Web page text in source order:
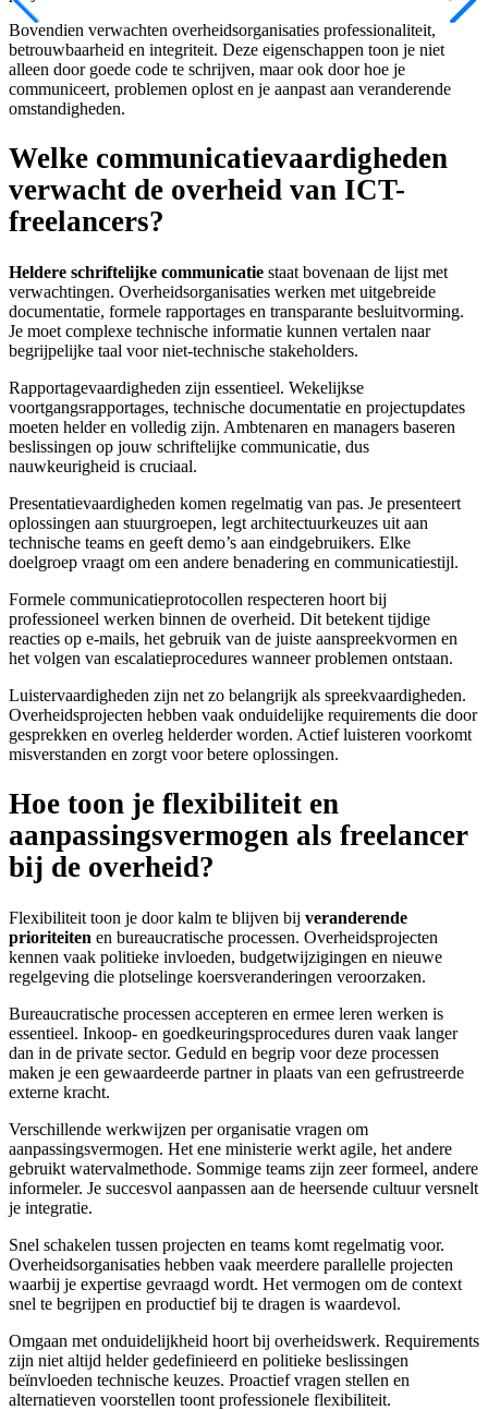
Bovendien verwachten overheidsorganisaties professionaliteit,
betrouwbaarheid en integriteit. Deze eigenschappen toon je niet
alleen door goede code te schrijven, maar ook door hoe je
communiceert, problemen oplost en je aanpast aan veranderende
omstandigheden.
Welke communicatievaardigheden
verwacht de overheid van ICT-
freelancers?
Heldere schriftelijke communicatie staat bovenaan de lijst met
verwachtingen. Overheidsorganisaties werken met uitgebreide
documentatie, formele rapportages en transparante besluitvorming.
Je moet complexe technische informatie kunnen vertalen naar
begrijpelijke taal voor niet-technische stakeholders.
Rapportagevaardigheden zijn essentieel. Wekelijkse
voortgangsrapportages, technische documentatie en projectupdates
moeten helder en volledig zijn. Ambtenaren en managers baseren
beslissingen op jouw schriftelijke communicatie, dus
nauwkeurigheid is cruciaal.
Presentatievaardigheden komen regelmatig van pas. Je presenteert
oplossingen aan stuurgroepen, legt architectuurkeuzes uit aan
technische teams en geeft demo’s aan eindgebruikers. Elke
doelgroep vraagt om een andere benadering en communicatiestijl.
Formele communicatieprotocollen respecteren hoort bij
professioneel werken binnen de overheid. Dit betekent tijdige
reacties op e-mails, het gebruik van de juiste aanspreekvormen en
het volgen van escalatieprocedures wanneer problemen ontstaan.
Luistervaardigheden zijn net zo belangrijk als spreekvaardigheden.
Overheidsprojecten hebben vaak onduidelijke requirements die door
gesprekken en overleg helderder worden. Actief luisteren voorkomt
misverstanden en zorgt voor betere oplossingen.
Hoe toon je flexibiliteit en
aanpassingsvermogen als freelancer
bij de overheid?
Flexibiliteit toon je door kalm te blijven bij veranderende
prioriteiten en bureaucratische processen. Overheidsprojecten
kennen vaak politieke invloeden, budgetwijzigingen en nieuwe
regelgeving die plotselinge koersveranderingen veroorzaken.
Bureaucratische processen accepteren en ermee leren werken is
essentieel. Inkoop- en goedkeuringsprocedures duren vaak langer
dan in de private sector. Geduld en begrip voor deze processen
maken je een gewaardeerde partner in plaats van een gefrustreerde
externe kracht.
Verschillende werkwijzen per organisatie vragen om
aanpassingsvermogen. Het ene ministerie werkt agile, het andere
gebruikt watervalmethode. Sommige teams zijn zeer formeel, andere
informeler. Je succesvol aanpassen aan de heersende cultuur versnelt
je integratie.
Snel schakelen tussen projecten en teams komt regelmatig voor.
Overheidsorganisaties hebben vaak meerdere parallelle projecten
waarbij je expertise gevraagd wordt. Het vermogen om de context
snel te begrijpen en productief bij te dragen is waardevol.
Omgaan met onduidelijkheid hoort bij overheidswerk. Requirements
zijn niet altijd helder gedefinieerd en politieke beslissingen
beïnvloeden technische keuzes. Proactief vragen stellen en
alternatieven voorstellen toont professionele flexibiliteit.